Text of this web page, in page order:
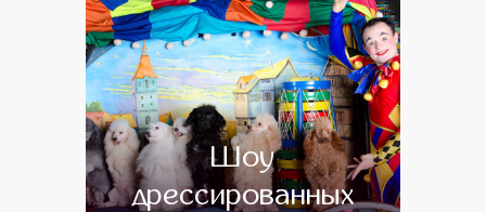
Шоу
дрессированных